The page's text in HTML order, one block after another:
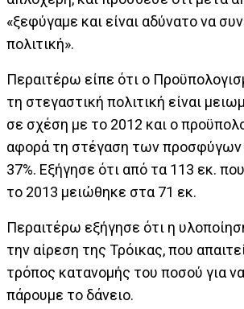
«ξεφύγαμε και είναι αδύνατο να
πολιτική».
Περαιτέρω είπε ότι ο
τη στεγαστική πολιτική είναι
σε σχέση με το 2012 και ο
αφορά τη στέγαση των προσφύγων
37%. Εξήγησε ότι από τα 113 εκ.
το 2013 μειώθηκε στα 71 εκ.
Περαιτέρω εξήγησε ότι η
την αίρεση της Τρόικας, που
τρόπος κατανομής του ποσού για
πάρουμε το δάνειο.